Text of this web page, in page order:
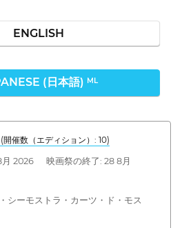
ENGLISH
(日本語) ML
(開催数（エディション）: 10)
月 2026 映画祭の終了: 28 8月
シーモストラ・カーツ・ド・モス